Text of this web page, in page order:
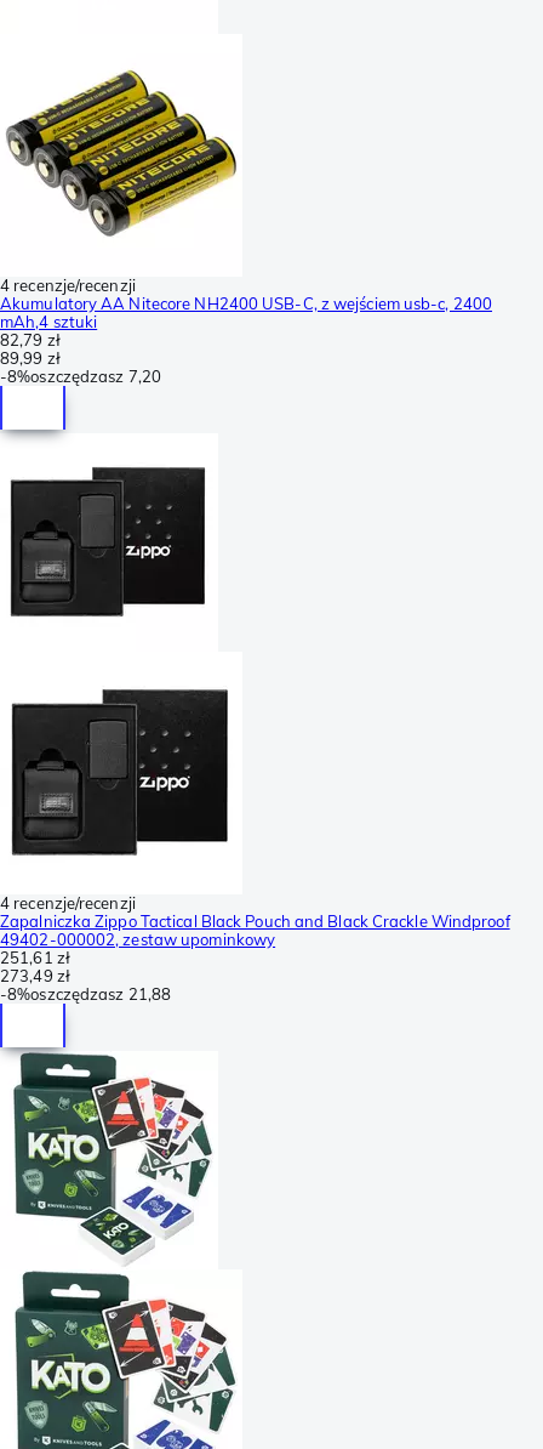
4 recenzje/recenzji
Akumulatory AA Nitecore NH2400 USB-C, z wejściem usb-c, 2400
mAh,4 sztuki
82,79 zł
89,99 zł
-8%oszczędzasz 7,20
4 recenzje/recenzji
Zapalniczka Zippo Tactical Black Pouch and Black Crackle Windproof
49402-000002, zestaw upominkowy
251,61 zł
273,49 zł
-8%oszczędzasz 21,88